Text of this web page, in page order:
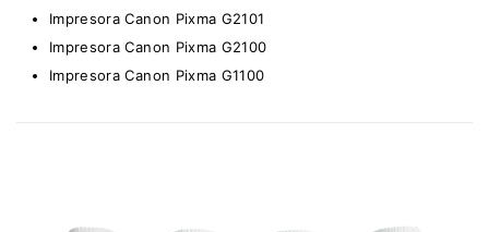
Impresora Canon Pixma G2101
Impresora Canon Pixma G2100
Impresora Canon Pixma G1100